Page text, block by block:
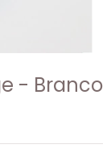
- Branco